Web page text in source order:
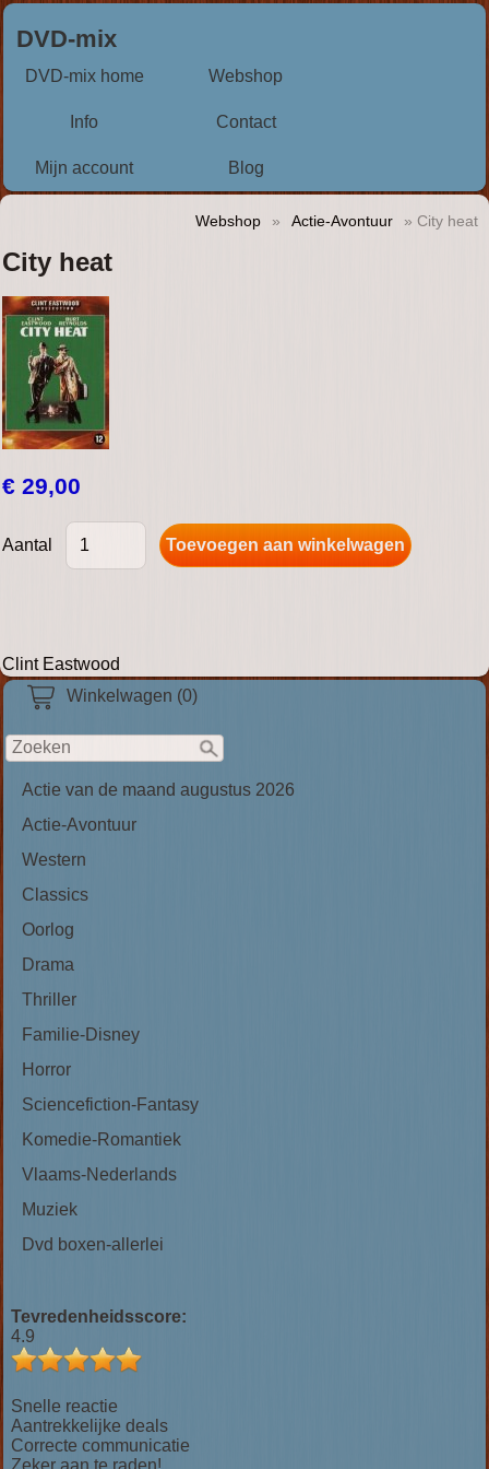
DVD-mix
DVD-mix home Webshop
Info Contact
Mijn account Blog
Winkelwagen (0)
Actie van de maand augustus 2026
Actie-Avontuur
Western
Classics
Oorlog
Drama
Thriller
Familie-Disney
Horror
Sciencefiction-Fantasy
Komedie-Romantiek
Vlaams-Nederlands
Muziek
Dvd boxen-allerlei
Tevredenheidsscore:
4.9
Snelle reactie
Aantrekkelijke deals
Correcte communicatie
Zeker aan te raden!
Webshop » Actie-Avontuur » City heat
City heat
€ 29,00
Aantal
Clint Eastwood